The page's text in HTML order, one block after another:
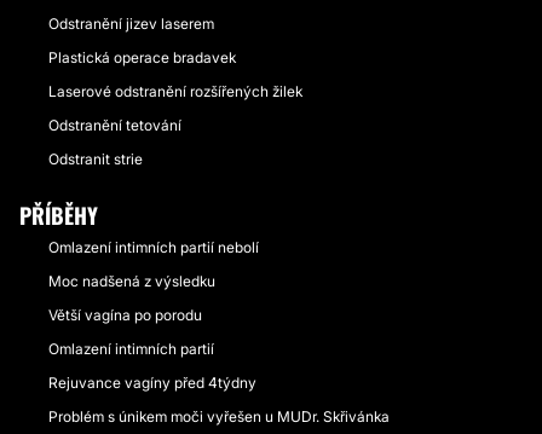
Odstranění jizev laserem
Plastická operace bradavek
Laserové odstranění rozšířených žilek
Odstranění tetování
Odstranit strie
PŘÍBĚHY
Omlazení intimních partií nebolí
Moc nadšená z výsledku
Větší vagína po porodu
Omlazení intimních partií
Rejuvance vagíny před 4týdny
Problém s únikem moči vyřešen u MUDr. Skřivánka